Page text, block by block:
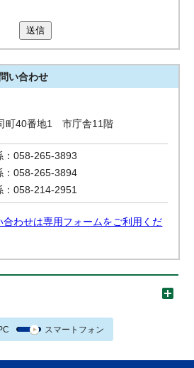
送信
い合わせ
町40番地1 市庁舎11階
：058-265-3893
：058-265-3894
：058-214-2951
合わせは専用フォームをご利用くだ
スマートフォン